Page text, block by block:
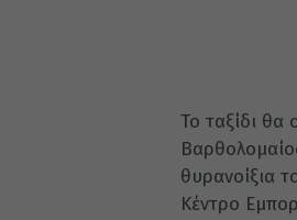
Το ταξίδι θα
θυρανοίξια
Κέντρο